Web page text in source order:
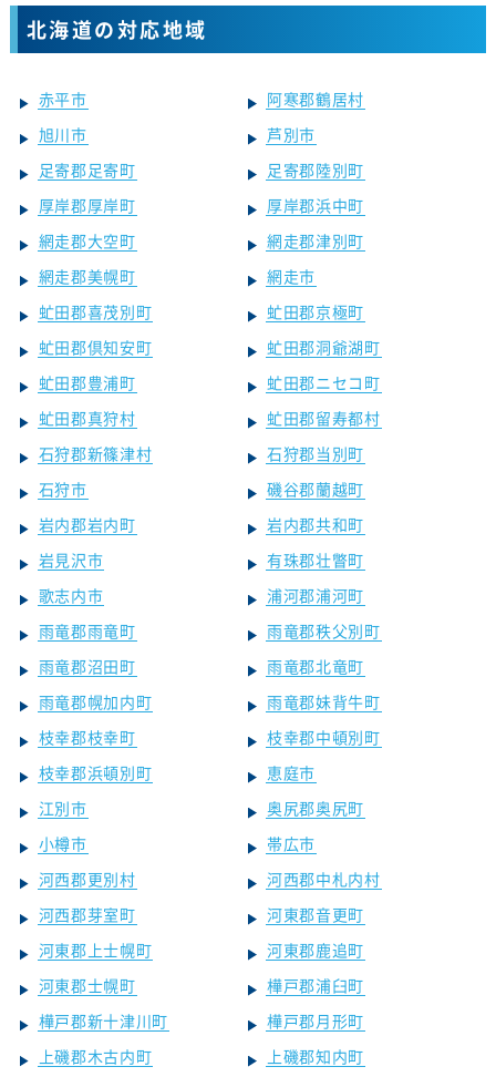
北海道の対応地域
赤平市
阿寒郡鶴居村
旭川市
芦別市
足寄郡足寄町
足寄郡陸別町
厚岸郡厚岸町
厚岸郡浜中町
網走郡大空町
網走郡津別町
網走郡美幌町
網走市
虻田郡喜茂別町
虻田郡京極町
虻田郡倶知安町
虻田郡洞爺湖町
虻田郡豊浦町
虻田郡ニセコ町
虻田郡真狩村
虻田郡留寿都村
石狩郡新篠津村
石狩郡当別町
石狩市
磯谷郡蘭越町
岩内郡岩内町
岩内郡共和町
岩見沢市
有珠郡壮瞥町
歌志内市
浦河郡浦河町
雨竜郡雨竜町
雨竜郡秩父別町
雨竜郡沼田町
雨竜郡北竜町
雨竜郡幌加内町
雨竜郡妹背牛町
枝幸郡枝幸町
枝幸郡中頓別町
枝幸郡浜頓別町
恵庭市
江別市
奥尻郡奥尻町
小樽市
帯広市
河西郡更別村
河西郡中札内村
河西郡芽室町
河東郡音更町
河東郡上士幌町
河東郡鹿追町
河東郡士幌町
樺戸郡浦臼町
樺戸郡新十津川町
樺戸郡月形町
上磯郡木古内町
上磯郡知内町